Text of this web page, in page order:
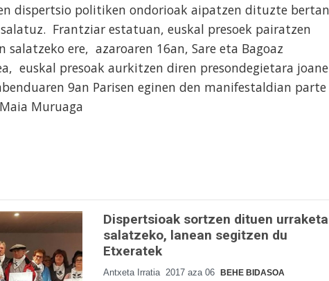
dispertsio politiken ondorioak aipatzen dituzte
Frantziar estatuan, euskal presoek pairatzen
ere, azaroaren 16an, Sare eta Bagoaz
euskal presoak aurkitzen diren presondegietara
9an Parisen eginen den manifestaldian parte
Muruaga
Dispertsioak sortzen dituen
salatzeko, lanean segitzen du
Etxeratek
Antxeta Irratia 2017 aza 06 BEHE BIDASOA